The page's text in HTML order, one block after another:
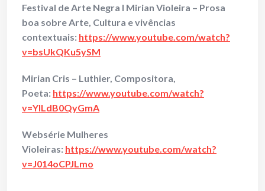
Festival de Arte Negra I Mirian Violeira – Prosa
boa sobre Arte, Cultura e vivências
contextuais: https://www.youtube.com/watch?
v=bsUkQKu5ySM
Mirian Cris – Luthier, Compositora,
Poeta: https://www.youtube.com/watch?
v=YlLdB0QyGmA
Websérie Mulheres
Violeiras: https://www.youtube.com/watch?
v=J014oCPJLmo